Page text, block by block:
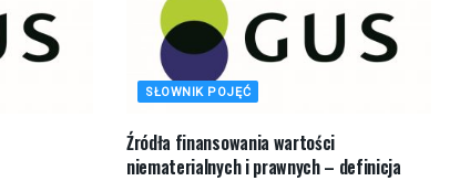
SŁOWNIK POJĘĆ
Źródła finansowania wartości
niematerialnych i prawnych – definicja